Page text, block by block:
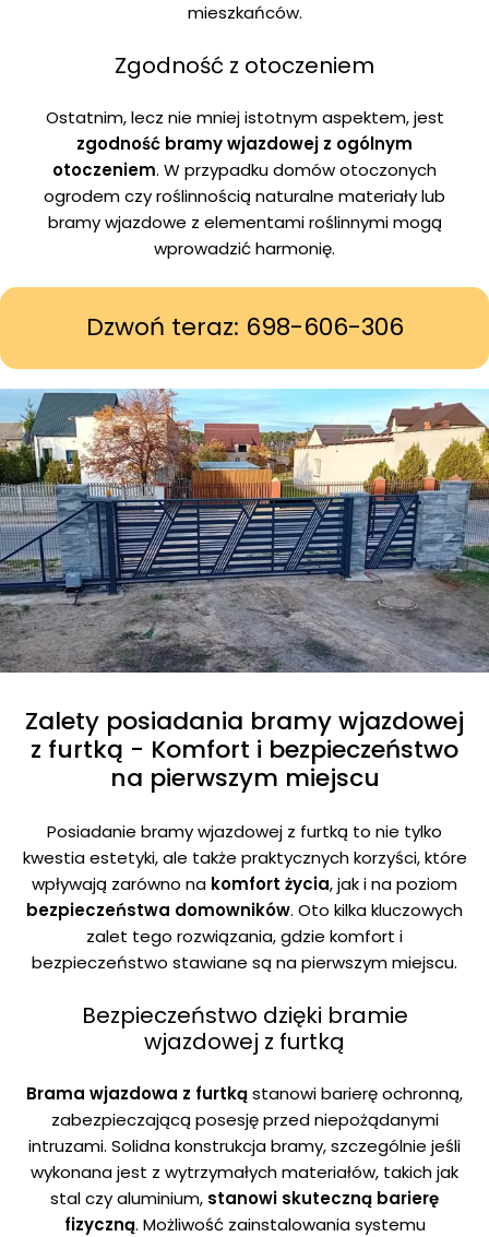
Dzwoń teraz: 698-606-306
Zalety posiadania bramy wjazdowej
z furtką - Komfort i bezpieczeństwo
na pierwszym miejscu
Posiadanie bramy wjazdowej z furtką to nie tylko
kwestia estetyki, ale także praktycznych korzyści, które
wpływają zarówno na komfort życia, jak i na poziom
bezpieczeństwa domowników. Oto kilka kluczowych
zalet tego rozwiązania, gdzie komfort i
bezpieczeństwo stawiane są na pierwszym miejscu.
Bezpieczeństwo dzięki bramie
wjazdowej z furtką
Brama wjazdowa z furtkąstanowi barierę ochronną,
zabezpieczającą posesję przed niepożądanymi
intruzami. Solidna konstrukcja bramy, szczególnie jeśli
wykonana jest z wytrzymałych materiałów, takich jak
stal czy aluminium, stanowi skuteczną barierę
fizyczną. Możliwość zainstalowania systemu
mieszkańców.
Zgodność z otoczeniem
Ostatnim, lecz nie mniej istotnym aspektem, jest
zgodność bramy wjazdowej z ogólnym
otoczeniem. W przypadku domów otoczonych
ogrodem czy roślinnością naturalne materiały lub
bramy wjazdowe z elementami roślinnymi mogą
wprowadzić harmonię.